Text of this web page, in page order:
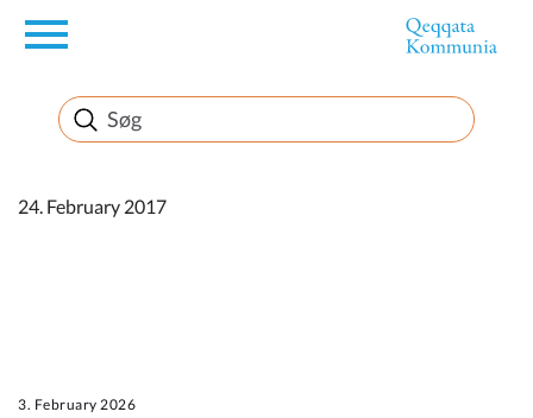
en
Borger
Erhverv
24. February 2017
3. February 2026